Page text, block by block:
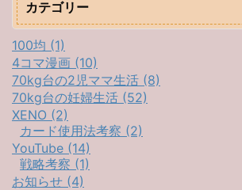
カテゴリー
100均 (1)
4コマ漫画 (10)
70kg台の2児ママ生活 (8)
70kg台の妊婦生活 (52)
XENO (2)
カード使用法考察 (2)
YouTube (14)
戦略考察 (1)
お知らせ (4)